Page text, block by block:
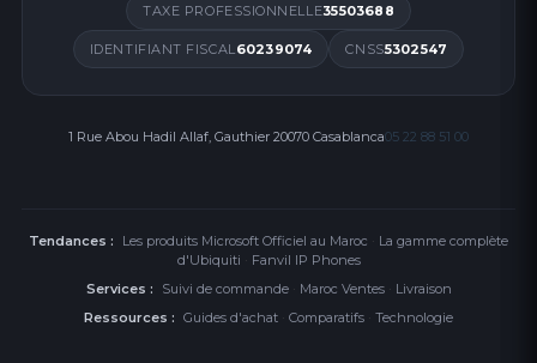
TAXE PROFESSIONNELLE35503688
IDENTIFIANT FISCAL60239074 CNSS5302547
1 Rue Abou Hadil Allaf, Gauthier 20070 Casablanca05 22 88 51 00
Tendances : Les produits Microsoft Officiel au Maroc · La gamme complète
d'Ubiquiti · Fanvil IP Phones
Services :
Suivi de commande· Maroc Ventes· Livraison
Ressources : Guides d'achat · Comparatifs · Technologie